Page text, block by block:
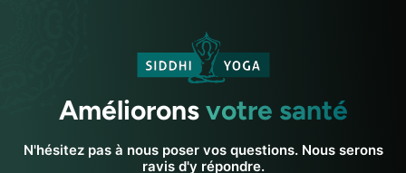
Amélioronsvotre santé
N'hésitez pas à nous poser vos questions. Nous serons
ravis d'y répondre.